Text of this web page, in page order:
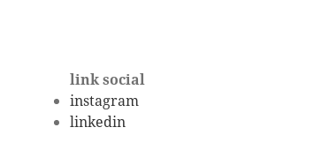
link social
instagram
linkedin